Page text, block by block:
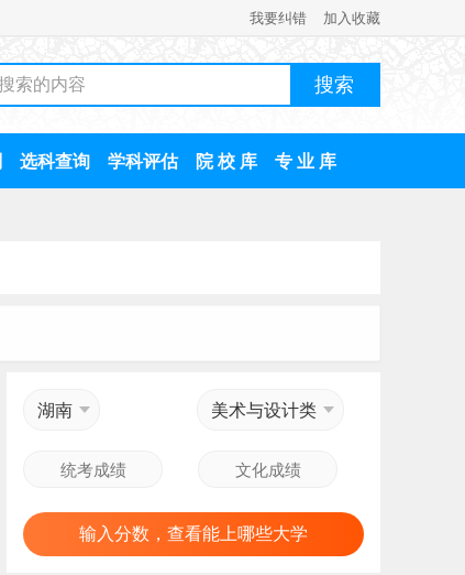
我要纠错 加入收藏
选科查询 学科评估 院 校 库 专 业 库
湖南 美术与设计类
输入分数，查看能上哪些大学